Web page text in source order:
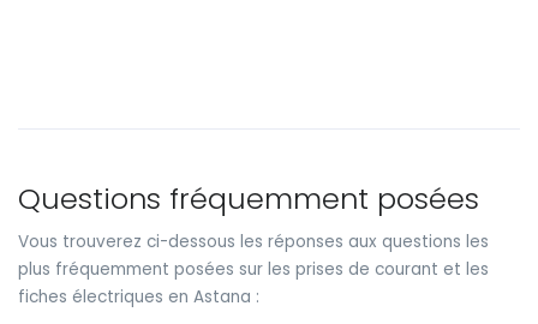
Questions fréquemment posées
Vous trouverez ci-dessous les réponses aux questions les
plus fréquemment posées sur les prises de courant et les
fiches électriques en Astana :